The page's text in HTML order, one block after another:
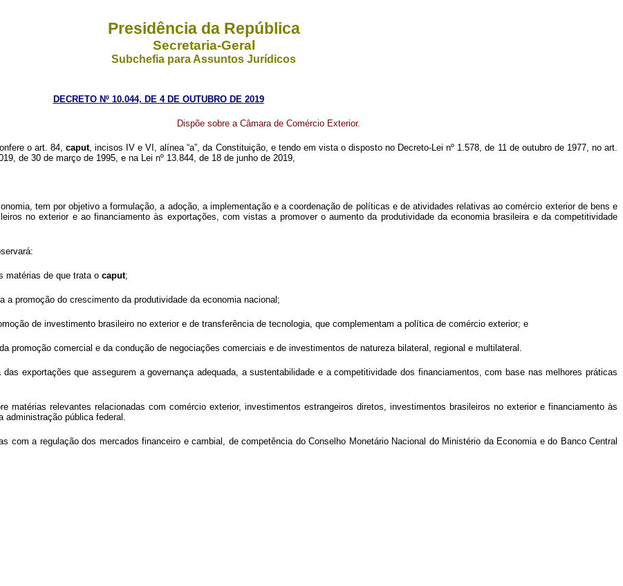
Presidência da República
Secretaria-Geral
Subchefia para Assuntos Jurídicos
DECRETO Nº 10.044, DE 4 DE OUTUBRO DE 2019
Dispõe sobre a Câmara de Comércio Exterior.
o art. 84, caput, incisos IV e VI, alínea “a”, da Constituição, e tendo em vista o disposto no Decreto-Lei nº 1.578, de 11 de outubro de 1977, no art.
de 30 de março de 1995, e na Lei nº 13.844, de 18 de junho de 2019,
tem por objetivo a formulação, a adoção, a implementação e a coordenação de políticas e de atividades relativas ao comércio exterior de bens e
no exterior e ao financiamento às exportações, com vistas a promover o aumento da produtividade da economia brasileira e da competitividade
matérias de que trata o caput;
a promoção do crescimento da produtividade da economia nacional;
de investimento brasileiro no exterior e de transferência de tecnologia, que complementam a política de comércio exterior; e
promoção comercial e da condução de negociações comerciais e de investimentos de natureza bilateral, regional e multilateral.
exportações que assegurem a governança adequada, a sustentabilidade e a competitividade dos financiamentos, com base nas melhores práticas
matérias relevantes relacionadas com comércio exterior, investimentos estrangeiros diretos, investimentos brasileiros no exterior e financiamento às
administração pública federal.
com a regulação dos mercados financeiro e cambial, de competência do Conselho Monetário Nacional do Ministério da Economia e do Banco Central